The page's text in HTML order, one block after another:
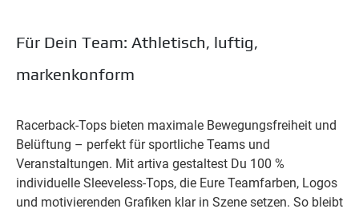
Für Dein Team: Athletisch, luftig,
markenkonform
Racerback-Tops bieten maximale Bewegungsfreiheit und
Belüftung – perfekt für sportliche Teams und
Veranstaltungen. Mit artiva gestaltest Du 100 %
individuelle Sleeveless-Tops, die Eure Teamfarben, Logos
und motivierenden Grafiken klar in Szene setzen. So bleibt